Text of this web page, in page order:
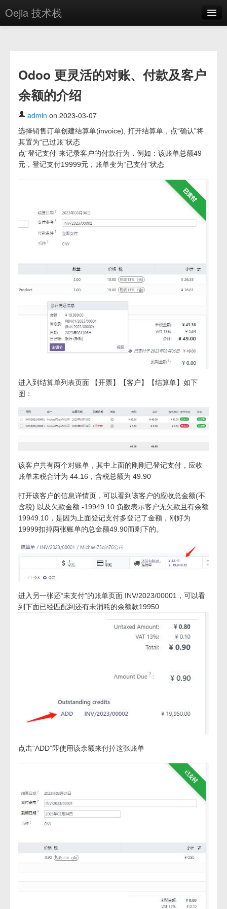
Oejia 技术栈
方案
OE学院
分享
关于
编辑器
Odoo 更灵活的对账、付款及客户
余额的介绍
admin on 2023-03-07
选择销售订单创建结算单(invoice), 打开结算单，点“确认”将
其置为“已过账”状态
点“登记支付”来记录客户的付款行为，例如：该账单总额49
元，登记支付19999元，账单变为“已支付”状态
进入到结算单列表页面 【开票】【客户】【结算单】如下
图：
该客户共有两个对账单，其中上面的刚刚已登记支付，应收
账单未税合计为 44.16，含税总额为 49.90
打开该客户的信息详情页，可以看到该客户的应收总金额(不
含税) 以及欠款金额 -19949.10 负数表示客户无欠款且有余额
19949.10，是因为上面登记支付多登记了金额，刚好为
19999扣掉两张账单的总金额49.90而剩下的。
进入另一张还“未支付”的账单页面 INV/2023/00001，可以看
到下面已经匹配到还有未消耗的余额款19950
点击“ADD”即使用该余额来付掉这张账单